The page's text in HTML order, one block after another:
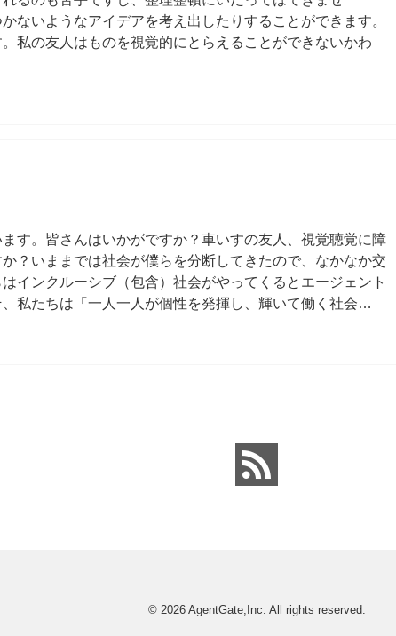
ないようなアイデアを考え出したりすることができます。
私の友人はものを視覚的にとらえることができないかわ
す。皆さんはいかがですか？車いすの友人、視覚聴覚に障
？いままでは社会が僕らを分断してきたので、なかなか交
インクルーシブ（包含）社会がやってくるとエージェント
私たちは「一人一人が個性を発揮し、輝いて働く社会…
© 2026 AgentGate,Inc. All rights reserved.